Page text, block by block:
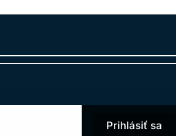
medzi farbami. Bez viditeľných
Prihlásiť sa